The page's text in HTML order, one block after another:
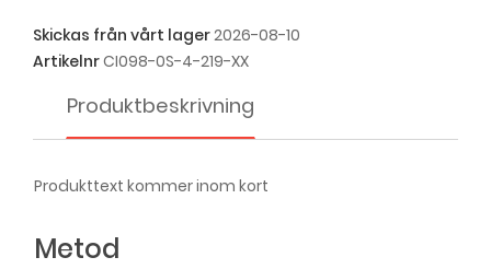
IsaDora The Perfect Moisture Lipstick Refill -
No. 060 Cranberry
IsaDora The Perfect Moisture Lipstick Refill -
No. 078 Vivid Pink
Skickas från vårt lager2026-08-10
ArtikelnrCI098-0S-4-219-XX
Produktbeskrivning
Produkttext kommer inom kort
Metod